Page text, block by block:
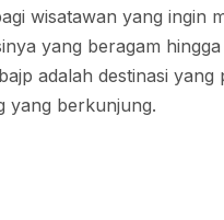
wisatawan yang ingin
yang beragam
adalah destinasi
yang berkunjung.